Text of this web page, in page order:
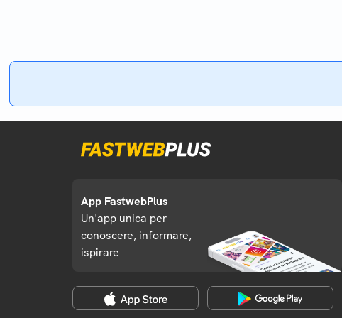
App FastwebPlus
Un'app unica per
conoscere, informare,
ispirare